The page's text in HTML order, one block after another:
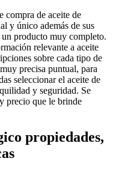
compra de aceite de
y único además de sus
producto muy completo.
relevante a aceite
sobre cada tipo de
precisa puntual, para
seleccionar el aceite de
y seguridad. Se
precio que le brinde
propiedades,